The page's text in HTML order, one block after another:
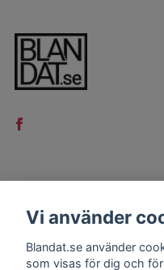
Kontakt
Köpvillkor
Vi använder
Blandat.se använder
som visas för dig och